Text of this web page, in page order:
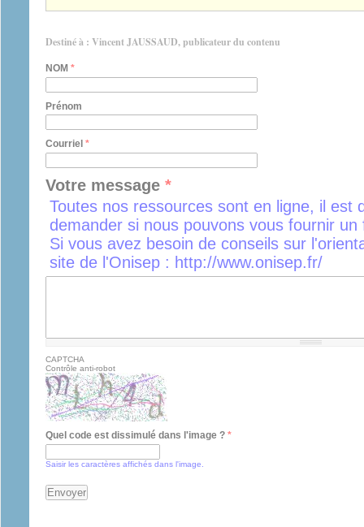
Destiné à : Vincent JAUSSAUD, publicateur du contenu
NOM *
Prénom
Courriel *
Votre message *
Toutes nos ressources sont en ligne, il est
demander si nous pouvons vous fournir
Si vous avez besoin de conseils sur
site de l'Onisep : http://www.onisep.fr/
CAPTCHA
Contrôle anti-robot
Quel code est dissimulé dans l'image ? *
Saisir les caractères affichés dans l'image.